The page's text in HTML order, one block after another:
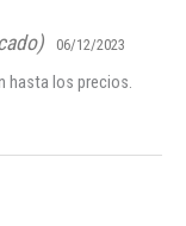
06/12/2023
hasta los precios.